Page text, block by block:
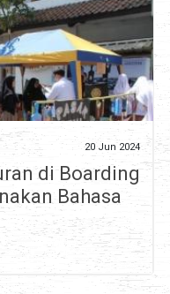
20 Jun 2024
di Boarding
Bahasa